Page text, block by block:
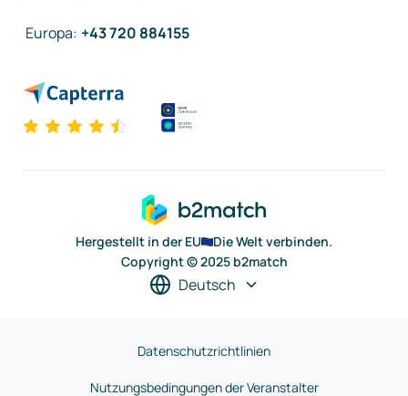
Europa: +43 720 884155
Hergestellt in der EU
Die Welt verbinden.
Copyright © 2025 b2match
Deutsch
Datenschutzrichtlinien
Nutzungsbedingungen der Veranstalter